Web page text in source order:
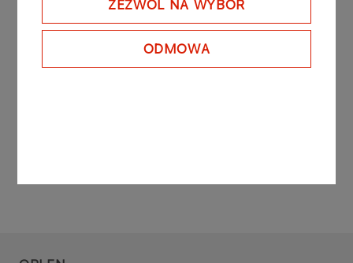
ZEZWÓL NA WYBÓR
ODMOWA
Podstawa prawna:
Art. 17 ust. 1 MAR - informacje poufne